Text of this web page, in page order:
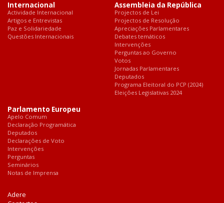
Internacional
Actividade Internacional
Artigos e Entrevistas
Paz e Solidariedade
Questões Internacionais
Assembleia da República
Projectos de Lei
Projectos de Resolução
Apreciações Parlamentares
Debates temáticos
Intervenções
Perguntas ao Governo
Votos
Jornadas Parlamentares
Deputados
Programa Eleitoral do PCP (2024)
Eleições Legislativas 2024
Parlamento Europeu
Apelo Comum
Declaração Programática
Deputados
Declarações de Voto
Intervenções
Perguntas
Seminários
Notas de Imprensa
Adere